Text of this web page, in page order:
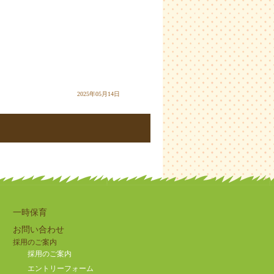
2025年05月14日
一時保育
お問い合わせ
採用のご案内
採用のご案内
エントリーフォーム